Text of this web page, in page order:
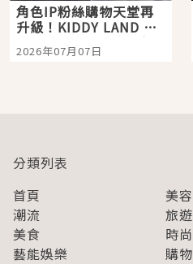
角色IP粉絲購物天堂再
升級！KIDDY LAND 原
宿店吉伊卡哇迎客，新
開幕 OMOKADO 店3分
2026年07月07日
分類列表
首頁
美
潮流
旅遊
美食
時尚
藝能娛樂
購物